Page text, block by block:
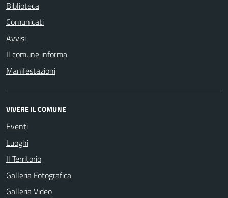
Biblioteca
Comunicati
Avvisi
Il comune informa
Manifestazioni
VIVERE IL COMUNE
Eventi
Luoghi
Il Territorio
Galleria Fotografica
Galleria Video